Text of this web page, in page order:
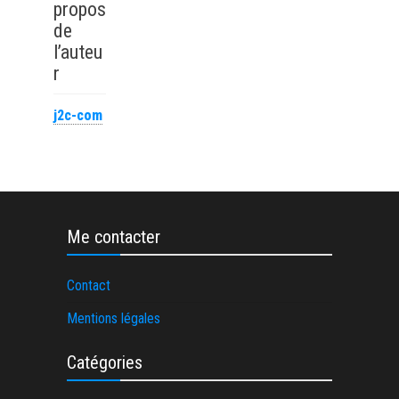
propos
de
l’auteu
r
j2c-com
Me contacter
Contact
Mentions légales
Catégories